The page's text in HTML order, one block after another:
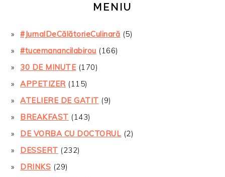
MENIU
#JurnalDeCălătorieCulinară (5)
#tucemanancilabirou (166)
30 DE MINUTE(170)
APPETIZER (115)
ATELIERE DE GATIT (9)
BREAKFAST (143)
DE VORBA CU DOCTORUL (2)
DESSERT (232)
DRINKS (29)